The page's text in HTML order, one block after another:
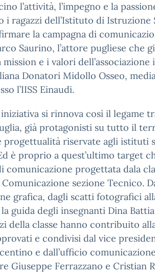
l’attività, l’impegno e la
i ragazzi dell’Istituto di Istruzione
la campagna di
Saurino, l’attore pugliese che
e i valori dell’associazione
Donatori Midollo Osseo,
l’IISS Einaudi.
si rinnova così il legame
già protagonisti su tutto il
progettualità riservate agli istituti
è proprio a quest’ultimo target
comunicazione progettata dala
sezione Tecnico.
grafica, dagli scatti fotografici
guida degli insegnanti Dina
della classe hanno contribuito
e condivisi dal vice
e dall’ufficio
Giuseppe Ferrazzano e Cristian